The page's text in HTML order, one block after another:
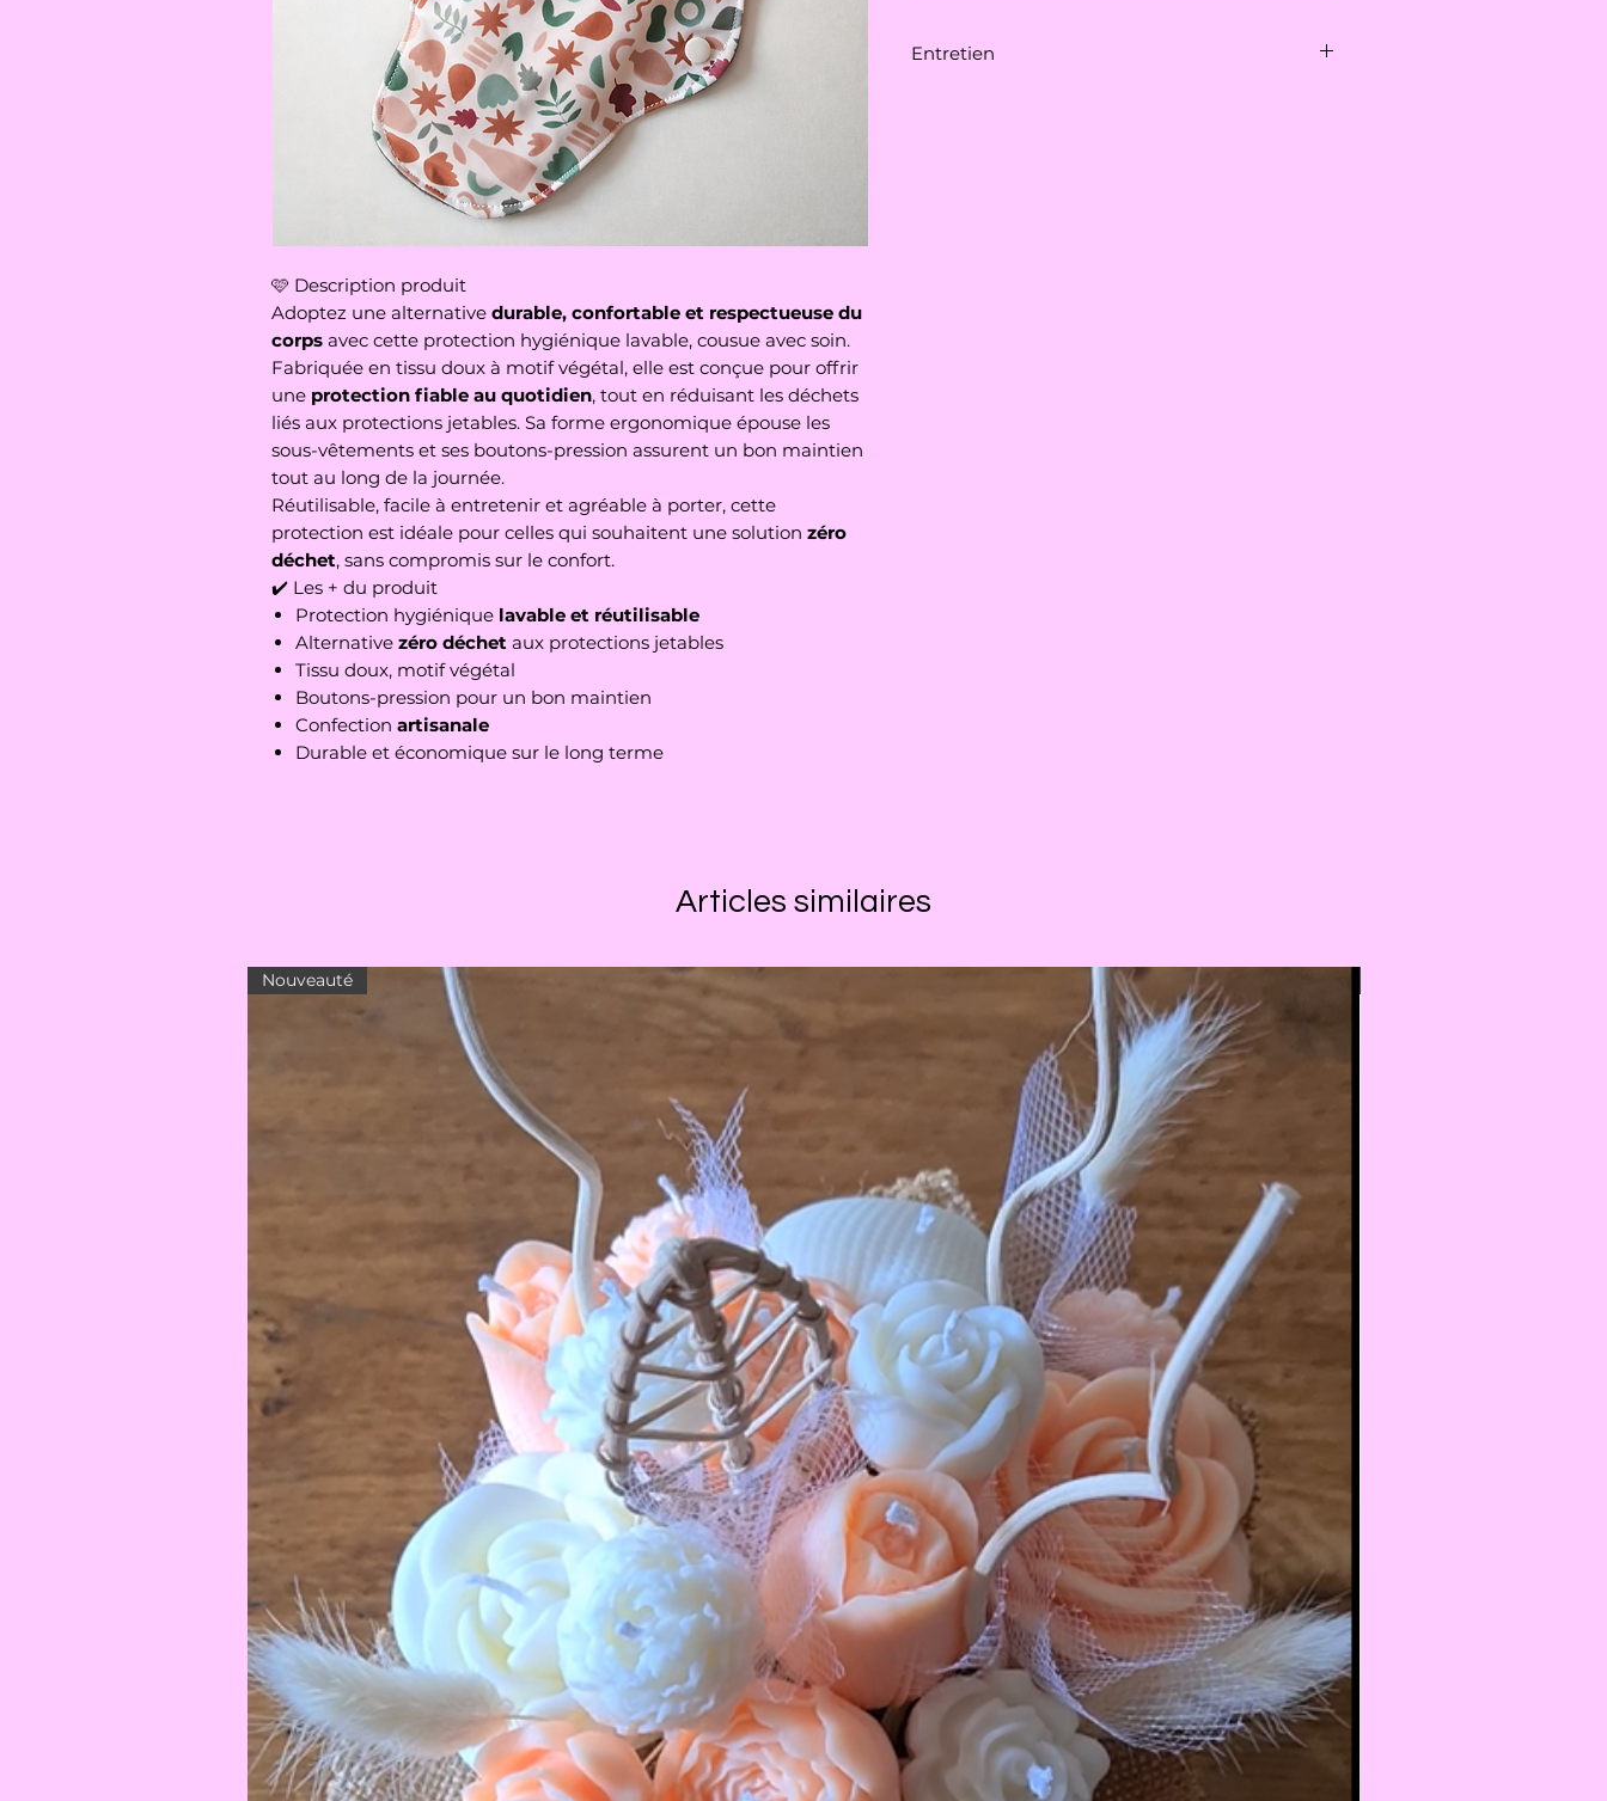
🩷 Description produit
Adoptez une alternative durable, confortable et respectueuse du
corps avec cette protection hygiénique lavable, cousue avec soin.
Fabriquée en tissu doux à motif végétal, elle est conçue pour offrir
une protection fiable au quotidien, tout en réduisant les déchets
liés aux protections jetables. Sa forme ergonomique épouse les
sous-vêtements et ses boutons-pression assurent un bon maintien
tout au long de la journée.
Réutilisable, facile à entretenir et agréable à porter, cette
protection est idéale pour celles qui souhaitent une solution zéro
déchet, sans compromis sur le confort.
✔️ Les + du produit
Protection hygiénique lavable et réutilisable
Alternative zéro déchet aux protections jetables
Tissu doux, motif végétal
Boutons-pression pour un bon maintien
Confection artisanale
Durable et économique sur le long terme
Entretien
Articles similaires
Nouveauté